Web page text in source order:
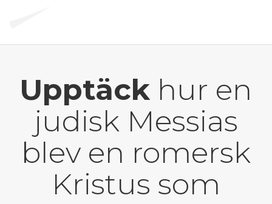
Upptäck hur en
judisk Messias
blev en romersk
Kristus som